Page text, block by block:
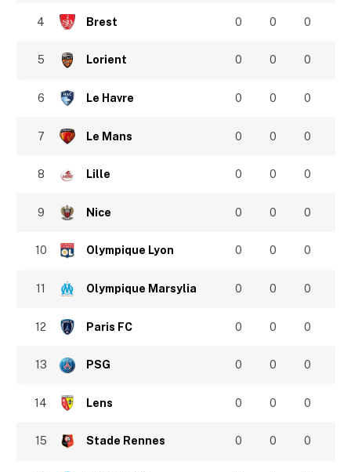
4 Brest 0 0 0
5 Lorient 0 0 0
6 Le Havre 0 0 0
7 Le Mans 0 0 0
8 Lille 0 0 0
9 Nice 0 0 0
10 Olympique Lyon 0 0 0
11 Olympique Marsylia 0 0 0
12 Paris FC 0 0 0
13 PSG 0 0 0
14 Lens 0 0 0
15 Stade Rennes 0 0 0